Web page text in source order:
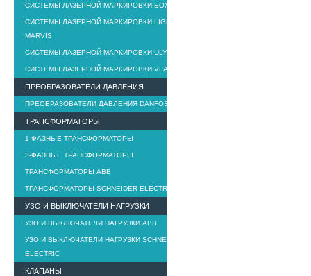
СИСТЕМЫ ЛАЗЕРНОЙ МАРКИРОВКИ EOX
СИСТЕМЫ ЛАЗЕРНОЙ МАРКИРОВКИ LIGHTER
MARVIS
СИСТЕМЫ ЛАЗЕРНОЙ МАРКИРОВКИ ULYXE
СИСТЕМЫ ЛАЗЕРНОЙ МАРКИРОВКИ VLASE
ПРЕОБРАЗОВАТЕЛИ ДАВЛЕНИЯ
ПРЕОБРАЗОВАТЕЛИ ДАВЛЕНИЯ DANFOSS
ТРАНСФОРМАТОРЫ
1-ФАЗНЫЕ ТРАНСФОРМАТОРЫ
3-ФАЗНЫЕ ТРАНСФОРМАТОРЫ
ТРАНСФОРМАТОРЫ ABB
ТРАНСФОРМАТОРЫ SCHNEIDER ELECTRIC
УЗО И ВЫКЛЮЧАТЕЛИ НАГРУЗКИ
УЗО И ВЫКЛЮЧАТЕЛИ НАГРУЗКИ ABB
УЗО И ВЫКЛЮЧАТЕЛИ НАГРУЗКИ SCHNEIDER
ELECTRIC
КЛАПАНЫ